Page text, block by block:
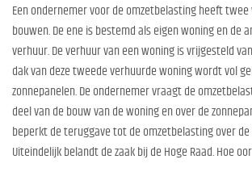
Een ondernemer voor de omzetbelasting heeft
bouwen. De ene is bestemd als eigen woning en de
verhuur. De verhuur van een woning is vrijgesteld
dak van deze tweede verhuurde woning wordt vol
zonnepanelen. De ondernemer vraagt de
deel van de bouw van de woning en over de
beperkt de teruggave tot de omzetbelasting over de
Uiteindelijk belandt de zaak bij de Hoge Raad. Hoe